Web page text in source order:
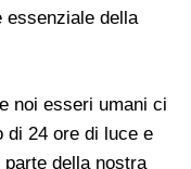
essenziale della
noi esseri umani ci
di 24 ore di luce e
della nostra